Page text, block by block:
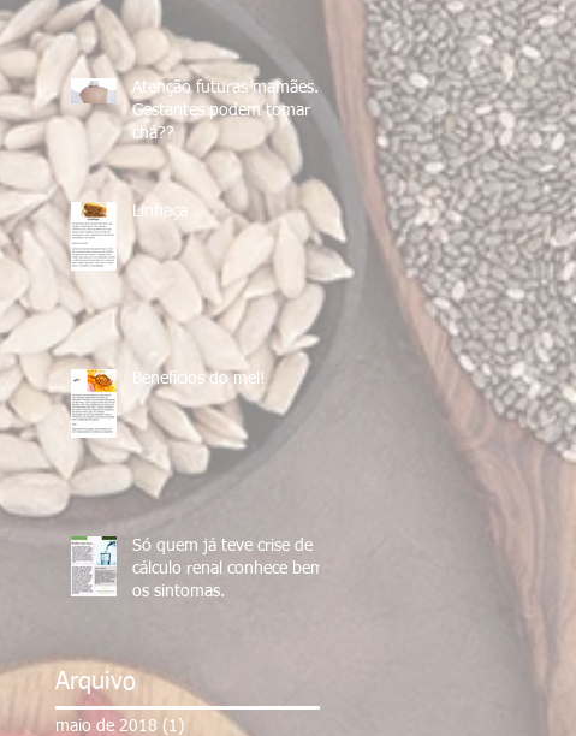
Atenção futuras mamães....
Gestantes podem tomar
chá??
Linhaça
Benefícios do mel!
Só quem já teve crise de
cálculo renal conhece bem
os sintomas.
Arquivo
maio de 2018 (1) 1 post